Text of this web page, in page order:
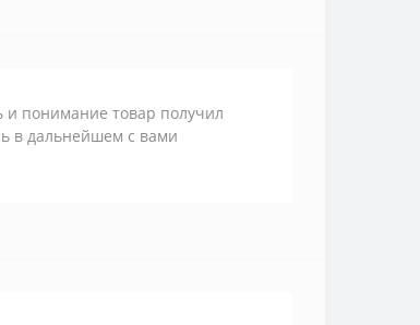
и понимание товар получил
в дальнейшем с вами